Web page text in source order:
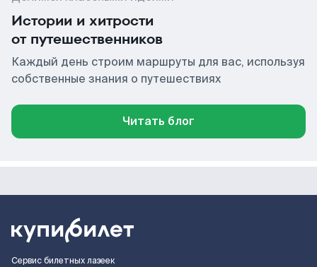
Истории и хитрости
от путешественников
Каждый день строим маршруты для вас, используя
собственные знания о путешествиях
Читать блог
Сервис билетных лазеек